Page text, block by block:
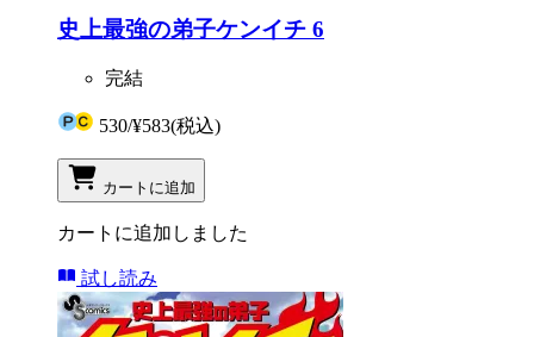
史上最強の弟子ケンイチ 6
完結
530/¥583(税込)
カートに追加
カートに追加しました
試し読み